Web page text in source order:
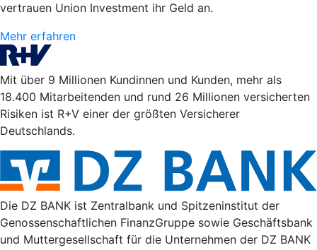
vertrauen Union Investment ihr Geld an.
Mehr erfahren
Mit über 9 Millionen Kundinnen und Kunden, mehr als
18.400 Mitarbeitenden und rund 26 Millionen versicherten
Risiken ist R+V einer der größten Versicherer
Deutschlands.
Die DZ BANK ist Zentralbank und Spitzeninstitut der
Genossenschaftlichen FinanzGruppe sowie Geschäftsbank
und Muttergesellschaft für die Unternehmen der DZ BANK